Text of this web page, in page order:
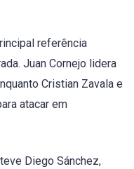
referência
Juan Cornejo lidera
Cristian Zavala e
atacar em
Diego Sánchez,